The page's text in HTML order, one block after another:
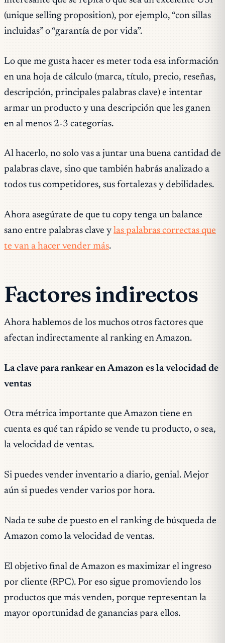
(unique selling proposition), por ejemplo, “con sillas
incluidas” o “garantía de por vida”.
Lo que me gusta hacer es meter toda esa información
en una hoja de cálculo (marca, título, precio, reseñas,
descripción, principales palabras clave) e intentar
armar un producto y una descripción que les ganen
en al menos 2-3 categorías.
Al hacerlo, no solo vas a juntar una buena cantidad de
palabras clave, sino que también habrás analizado a
todos tus competidores, sus fortalezas y debilidades.
Ahora asegúrate de que tu copy tenga un balance
sano entre palabras clave y las palabras correctas que
te van a hacer vender más.
Factores indirectos
Ahora hablemos de los muchos otros factores que
afectan indirectamente al ranking en Amazon.
La clave para rankear en Amazon es la velocidad de
ventas
Otra métrica importante que Amazon tiene en
cuenta es qué tan rápido se vende tu producto, o sea,
la velocidad de ventas.
Si puedes vender inventario a diario, genial. Mejor
aún si puedes vender varios por hora.
Nada te sube de puesto en el ranking de búsqueda de
Amazon como la velocidad de ventas.
El objetivo final de Amazon es maximizar el ingreso
por cliente (RPC). Por eso sigue promoviendo los
productos que más venden, porque representan la
mayor oportunidad de ganancias para ellos.